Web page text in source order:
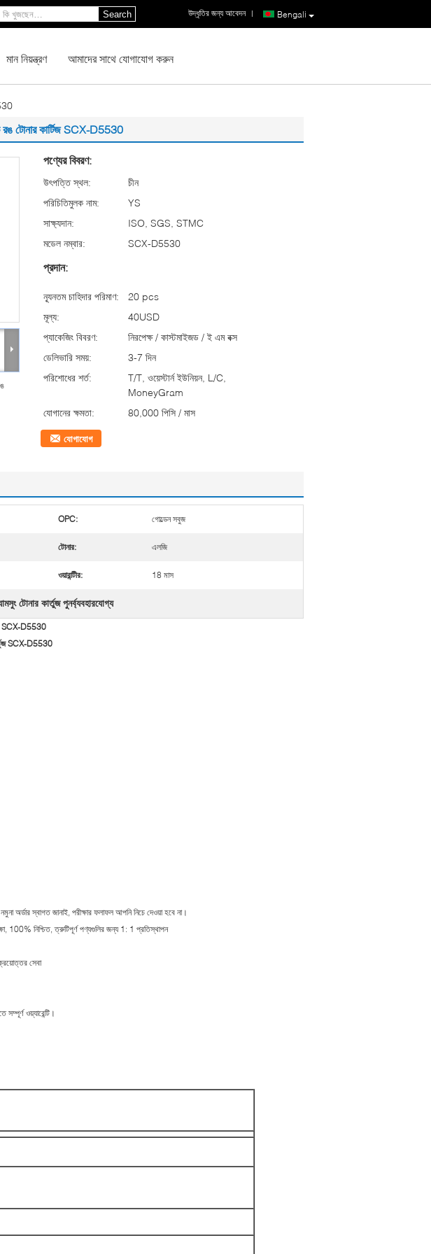
Bengali
উদ্ধৃতির জন্য আবেদন |
Search
মান নিয়ন্ত্রণ আমাদের সাথে যোগাযোগ করুন
টোনার কার্টিজ SCX-D5530
পণ্যের বিবরণ:
উৎপত্তি স্থল:
চীন
পরিচিতিমুলক নাম:
YS
সাক্ষ্যদান:
ISO, SGS, STMC
মডেল নম্বার:
SCX-D5530
প্রদান:
ন্যূনতম চাহিদার পরিমাণ:
20 pcs
মূল্য:
40USD
প্যাকেজিং বিবরণ:
নিরপেক্ষ / কাস্টমাইজড / ই এম বক্স
ডেলিভারি সময়:
3-7 দিন
পরিশোধের শর্ত:
T/T, ওয়েস্টার্ন ইউনিয়ন, L/C,
MoneyGram
যোগানের ক্ষমতা:
80,000 পিসি / মাস
যোগাযোগ
OPC: গোল্ডেন সবুজ
টোনার: এলজি
ওয়ারান্টীর: 18 মাস
টোনার কার্তুজ পুনর্ব্যবহারযোগ্য
SCX-D5530
SCX-D5530
অর্ডার স্বাগত জানাই, পরীক্ষার ফলাফল আপনি নিচে দেওয়া হবে না।
100% নিশ্চিত, ত্রুটিপূর্ণ পণ্যগুলির জন্য 1: 1 প্রতিস্থাপন
সেবা
ওয়্যারেন্টি।